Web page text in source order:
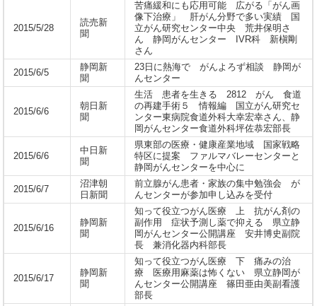
2015/5/28
読売新
聞
苦痛緩和にも応用可能 広がる「がん画
像下治療」 肝がん分野で多い実績 国
立がん研究センター中央 荒井保明さ
ん 静岡がんセンター IVR科 新槇剛
さん
2015/6/5
静岡新
聞
23日に熱海で がんよろず相談 静岡が
んセンター
2015/6/6
朝日新
聞
生活 患者を生きる 2812 がん 食道
の再建手術５ 情報編 国立がん研究セ
ンター東病院食道外科大幸宏幸さん、静
岡がんセンター食道外科坪佐恭宏部長
2015/6/6
中日新
聞
県東部の医療・健康産業地域 国家戦略
特区に提案 ファルマバレーセンターと
静岡がんセンターを中心に
2015/6/7
沼津朝
日新聞
前立腺がん患者・家族の集中勉強会 が
んセンターが参加申し込みを受付
2015/6/16
静岡新
聞
知って役立つがん医療 上 抗がん剤の
副作用 症状予測し薬で抑える 県立静
岡がんセンター公開講座 安井博史副院
長 兼消化器内科部長
2015/6/17
静岡新
聞
知って役立つがん医療 下 痛みの治
療 医療用麻薬は怖くない 県立静岡が
んセンター公開講座 篠田亜由美副看護
部長